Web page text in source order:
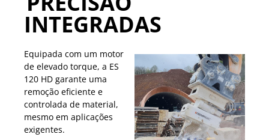
INTEGRADAS
Equipada com um motor
de elevado torque, a ES
120 HD garante uma
remoção eficiente e
controlada de material,
mesmo em aplicações
exigentes.